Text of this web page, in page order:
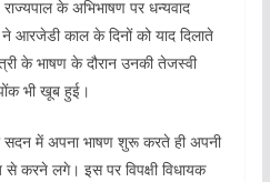
के अभिभाषण पर धन्यवाद
आरजेडी काल के दिनों को याद दिलाते
के भाषण के दौरान उनकी तेजस्वी
भी खूब हुई।
सदन में अपना भाषण शुरू करते ही अपनी
से करने लगे। इस पर विपक्षी विधायक